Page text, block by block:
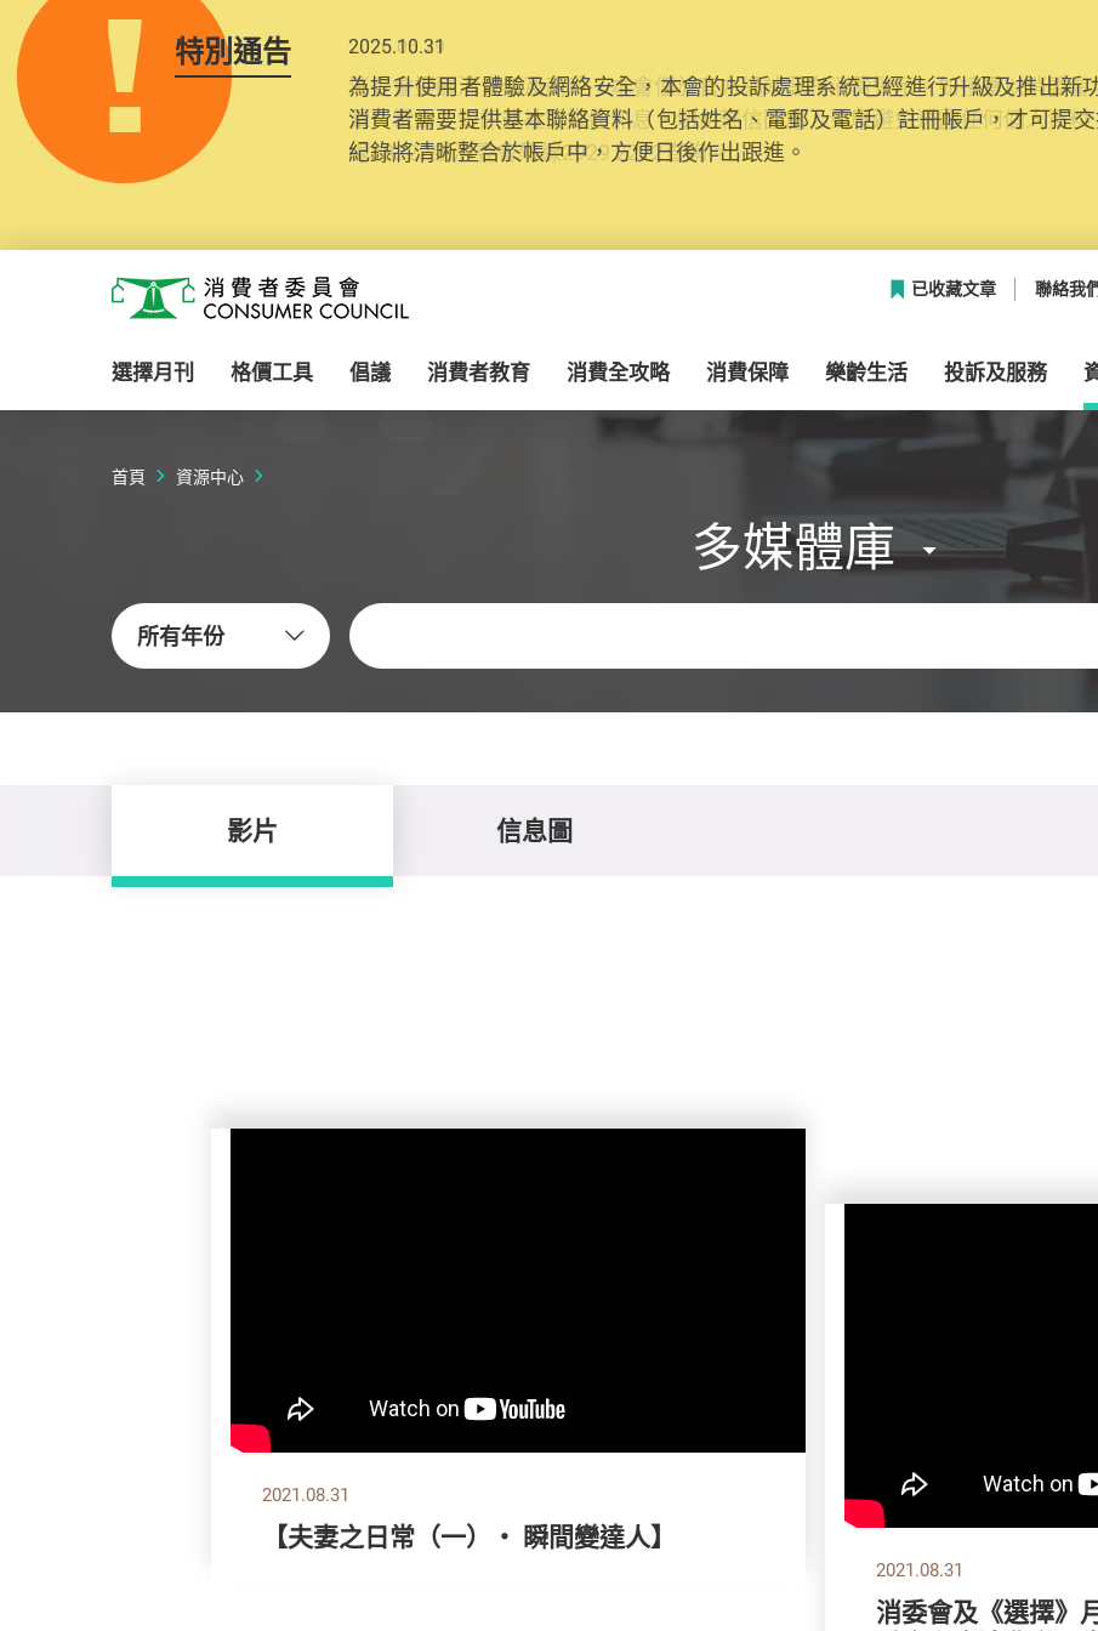
特別通告 2025.10.31
為提升使用者體驗及網絡安全，本會的投訴處理系統已經進行升級及推出新
消費者需要提供基本聯絡資料（包括姓名、電郵及電話）註冊帳戶，才可提
紀錄將清晰整合於帳戶中，方便日後作出跟進。
消費者委員會
已收藏文章 聯絡我
選擇月刊 格價工具 倡議 消費者教育 消費全攻略 消費保障 樂齡生活 投訴及服務
首頁 資源中心
多媒體庫
所有年份
關鍵字
影片 信息圖
2021.08.31
【夫妻之日常（一）‧ 瞬間變達人】
2021.08.31
消委會及《選擇》